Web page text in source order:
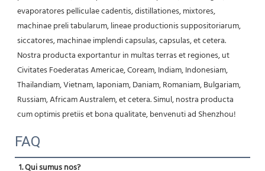
evaporatores pelliculae cadentis, distillationes, mixtores,
machinae preli tabularum, lineae productionis suppositoriarum,
siccatores, machinae implendi capsulas, capsulas, et cetera.
Nostra producta exportantur in multas terras et regiones, ut
Civitates Foederatas Americae, Coream, Indiam, Indonesiam,
Thailandiam, Vietnam, Iaponiam, Daniam, Romaniam, Bulgariam,
Russiam, Africam Australem, et cetera. Simul, nostra producta
cum optimis pretiis et bona qualitate, benvenuti ad Shenzhou!
FAQ
1. Qui sumus nos?